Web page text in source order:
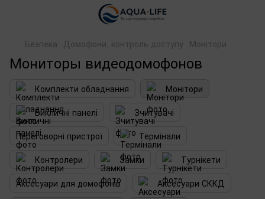
Безпека Домофони, контроль доступу Монітори
Мониторы видеодомофонов
Комплекти обладнання
Монітори
Викличні панелі
Зчитувачі
Переговорні пристрої
Термінали
Контролери
Замки
Турнікети
Аксесуари для домофонів
Аксесуари СККД